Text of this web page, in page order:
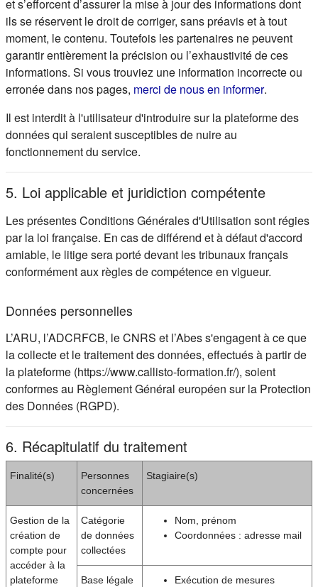
et s’efforcent d’assurer la mise à jour des informations dont
ils se réservent le droit de corriger, sans préavis et à tout
moment, le contenu. Toutefois les partenaires ne peuvent
garantir entièrement la précision ou l’exhaustivité de ces
informations. Si vous trouviez une information incorrecte ou
erronée dans nos pages, merci de nous en informer(s'ouvre
.
Il est interdit à l'utilisateur d'introduire sur la plateforme des
données qui seraient susceptibles de nuire au
fonctionnement du service.
5. Loi applicable et juridiction compétente
Les présentes Conditions Générales d'Utilisation sont régies
par la loi française. En cas de différend et à défaut d'accord
amiable, le litige sera porté devant les tribunaux français
conformément aux règles de compétence en vigueur.
Données personnelles
L’ARU, l’ADCRFCB, le CNRS et l’Abes s'engagent à ce que
la collecte et le traitement des données, effectués à partir de
la plateforme (https://www.callisto-formation.fr/), soient
conformes au Règlement Général européen sur la Protection
des Données (RGPD).
6. Récapitulatif du traitement
Finalité(s)
Personnes
concernées
Stagiaire(s)
Gestion de la
création de
compte pour
accéder à la
plateforme
Catégorie
de données
collectées
Nom, prénom
Coordonnées : adresse mail
Base légale
Exécution de mesures